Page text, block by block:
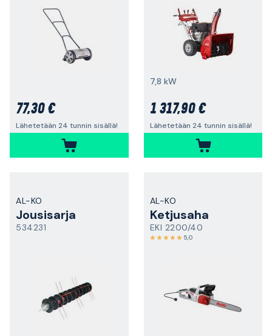
77,30 €
Lähetetään 24 tunnin sisällä!
7,8 kW
1 317,90 €
Lähetetään 24 tunnin sisällä!
AL-KO
Jousisarja
534231
AL-KO
Ketjusaha
EKI 2200/40
5,0